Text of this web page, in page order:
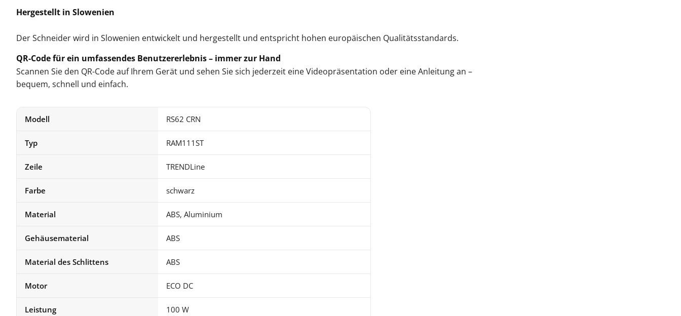
Hergestellt in Slowenien
Der Schneider wird in Slowenien entwickelt und hergestellt und entspricht hohen europäischen Qualitätsstandards.
QR-Code für ein umfassendes Benutzererlebnis – immer zur Hand
Scannen Sie den QR-Code auf Ihrem Gerät und sehen Sie sich jederzeit eine Videopräsentation oder eine Anleitung an –
bequem, schnell und einfach.
Modell RS62 CRN
Typ RAM111ST
Zeile TRENDLine
Farbe schwarz
Material ABS, Aluminium
Gehäusematerial ABS
Material des Schlittens ABS
Motor ECO DC
Leistung 100 W